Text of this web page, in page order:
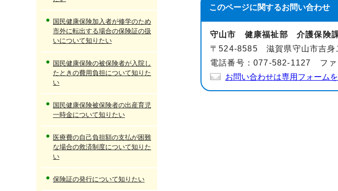
このページに関するお問い合わせ
守山市 健康福祉部 介護保険
〒524-8585 滋賀県守山市吉身
電話番号：077-582-1127 フ
お問い合わせは専用フォーム
国民健康保険加入者が修学のため
市外に転出する場合の保険証の扱
いについて知りたい
国民健康保険の被保険者が入院し
たときの費用負担について知りた
い
国民健康保険被保険者の出産育児
一時金について知りたい
医療費の自己負担額の支払が困難
な場合の救済制度について知りた
い
保険証の発行について知りたい